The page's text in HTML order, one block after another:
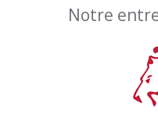
Notre